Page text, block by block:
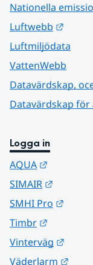
Nationella
Luftwebb
Luftmiljödata
VattenWebb
Datavärdskap,
Datavärdskap
Logga in
AQUA
SIMAIR
SMHI Pro
Timbr
Vinterväg
Väderlarm